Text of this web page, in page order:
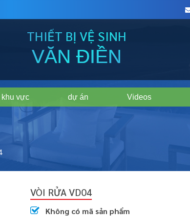
THIẾT BỊ VỆ SINH
VĂN ĐIỀN
vực dự án Videos
VÒI RỬA VD04
Không có mã sản phẩm